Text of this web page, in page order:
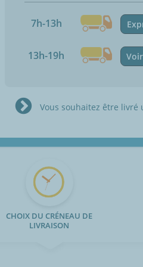
7h-13h
13h-19h
Vous souhaitez être livré
CHOIX DU CRÉNEAU DE
LIVRAISON